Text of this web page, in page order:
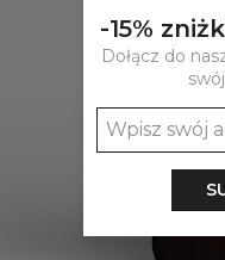
-15%
Dołącz do